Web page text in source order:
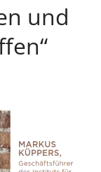
und